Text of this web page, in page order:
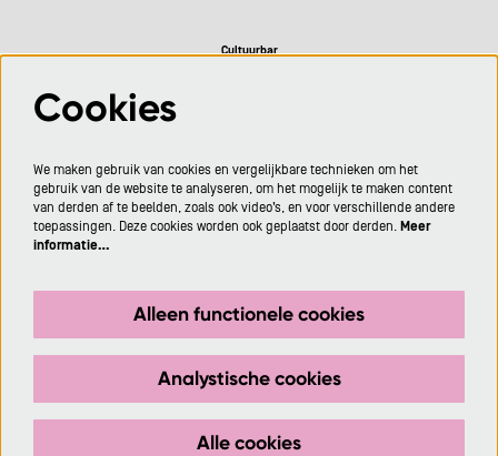
Cultuurbar
Aanmelden
Cookies
We maken gebruik van cookies en vergelijkbare technieken om het
gebruik van de website te analyseren, om het mogelijk te maken content
van derden af te beelden, zoals ook video’s, en voor verschillende andere
toepassingen. Deze cookies worden ook geplaatst door derden. Meer
informatie…
Alleen functionele cookies
Analystische cookies
Alle cookies